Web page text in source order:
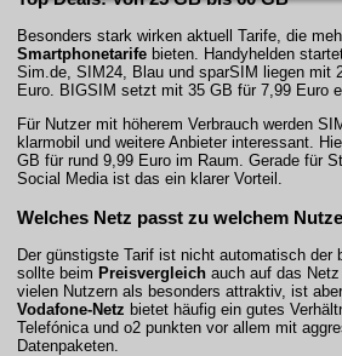
Besonders stark wirken aktuell Tarife, die
Smartphonetarife bieten. Handyhelden
Sim.de, SIM24, Blau und sparSIM liegen mit
Euro. BIGSIM setzt mit 35 GB für 7,99 Euro
Für Nutzer mit höherem Verbrauch werden
klarmobil und weitere Anbieter interessant.
GB für rund 9,99 Euro im Raum. Gerade für
Social Media ist das ein klarer Vorteil.
Welches Netz passt zu welchem
Der günstigste Tarif ist nicht automatisch der
sollte beim Preisvergleich auch auf das
vielen Nutzern als besonders attraktiv, ist
Vodafone-Netz bietet häufig ein gutes
Telefónica und o2 punkten vor allem mit
Datenpaketen.